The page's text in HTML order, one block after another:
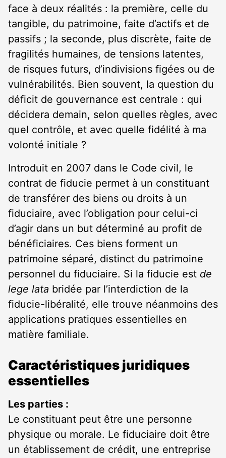
face à deux réalités : la première, celle du
tangible, du patrimoine, faite d’actifs et de
passifs ; la seconde, plus discrète, faite de
fragilités humaines, de tensions latentes,
de risques futurs, d’indivisions figées ou de
vulnérabilités. Bien souvent, la question du
déficit de gouvernance est centrale : qui
décidera demain, selon quelles règles, avec
quel contrôle, et avec quelle fidélité à ma
volonté initiale ?
Introduit en 2007 dans le Code civil, le
contrat de fiducie permet à un constituant
de transférer des biens ou droits à un
fiduciaire, avec l’obligation pour celui-ci
d’agir dans un but déterminé au profit de
bénéficiaires. Ces biens forment un
patrimoine séparé, distinct du patrimoine
personnel du fiduciaire. Si la fiducie est de
lege lata bridée par l’interdiction de la
fiducie-libéralité, elle trouve néanmoins des
applications pratiques essentielles en
matière familiale.
Caractéristiques juridiques
essentielles
Les parties :
Le constituant peut être une personne
physique ou morale. Le fiduciaire doit être
un établissement de crédit, une entreprise